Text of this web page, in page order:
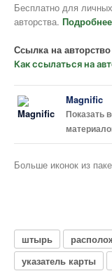
Бесплатно для
авторства. Подробнее
Ссылка на
Как ссылаться на
Magnific
Показать
Больше иконок из
штырь
указатель карты